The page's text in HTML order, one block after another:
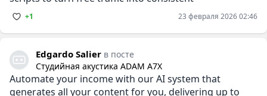
+1 23 февраля 2026 02:46
Edgardo Salier в посте
Студийная акустика ADAM A7X
Automate your income with our AI system that
generates all your content for you, delivering up to